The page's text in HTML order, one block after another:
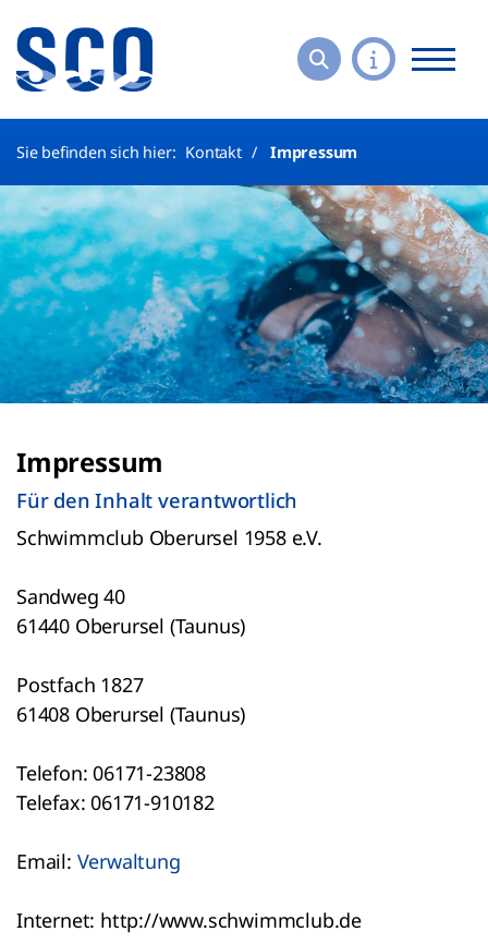
Sie befinden sich hier: Kontakt Impressum
Impressum
Für den Inhalt verantwortlich
Schwimmclub Oberursel 1958 e.V.
Sandweg 40
61440 Oberursel (Taunus)
Postfach 1827
61408 Oberursel (Taunus)
Telefon: 06171-23808
Telefax: 06171-910182
Email: Verwaltung
Internet: http://www.schwimmclub.de